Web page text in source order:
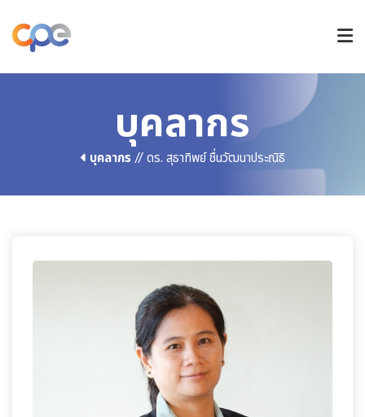
หลักสูตรบัณฑิตศึกษา
บุคลากร
บุคลากร// ดร. สุธาทิพย์ ชื่นวัฒนาประณิธิ